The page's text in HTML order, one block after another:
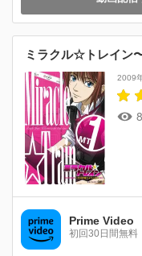
ミラクル☆トレイン
2009
Prime Video
初回30日間無料